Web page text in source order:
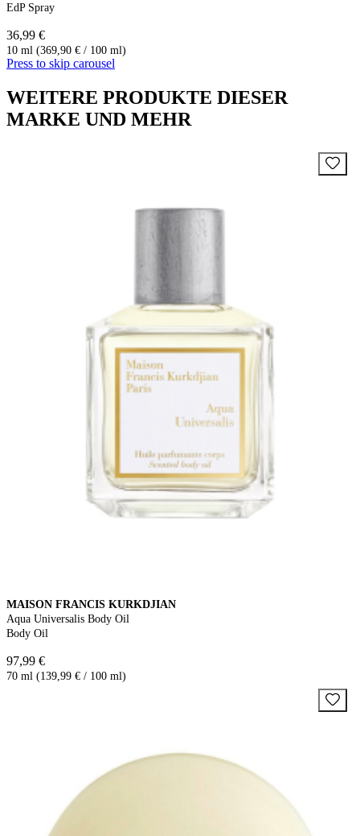
EdP Spray
36,99 €
10 ml (369,90 € / 100 ml)
Press to skip carousel
WEITERE PRODUKTE DIESER
MARKE UND MEHR
MAISON FRANCIS KURKDJIAN
Aqua Universalis Body Oil
Body Oil
97,99 €
70 ml (139,99 € / 100 ml)